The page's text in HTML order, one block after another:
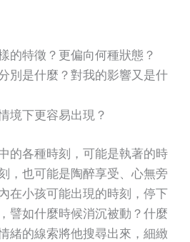
的特徵？更偏向何種狀態？
別是什麼？對我的影響又是什
境下更容易出現？
的各種時刻，可能是執著的時
，也可能是陶醉享受、心無旁
在小孩可能出現的時刻，停下
譬如什麼時候消沉被動？什麼
緒的線索將他搜尋出來，細緻